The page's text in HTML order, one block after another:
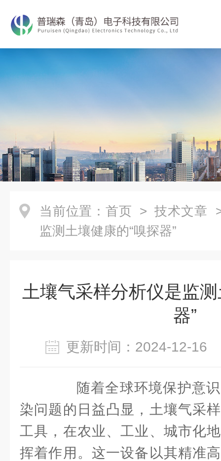
当前位置： 首页 > 技术文章
监测土壤健康的“嗅探器”
土壤气采样分析仪是监
器”
更新时间：2024-12-
随着全球环境保护意识
染问题的日益凸显，土壤气采
工具，在农业、工业、城市化
挥着作用。这一设备以其精准